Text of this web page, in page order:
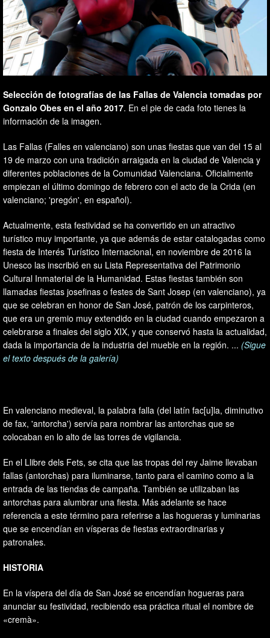
Selección de fotografías de las Fallas de Valencia tomadas por
Gonzalo Obes en el año 2017. En el pie de cada foto tienes la
información de la imagen.
Las Fallas (Falles en valenciano) son unas fiestas que van del 15 al
19 de marzo con una tradición arraigada en la ciudad de Valencia y
diferentes poblaciones de la Comunidad Valenciana. Oficialmente
empiezan el último domingo de febrero con el acto de la Crida (en
valenciano; 'pregón', en español).
Actualmente, esta festividad se ha convertido en un atractivo
turístico muy importante, ya que además de estar catalogadas como
fiesta de Interés Turístico Internacional, en noviembre de 2016 la
Unesco las inscribió en su Lista Representativa del Patrimonio
Cultural Inmaterial de la Humanidad. Estas fiestas también son
llamadas fiestas josefinas o festes de Sant Josep (en valenciano), ya
que se celebran en honor de San José, patrón de los carpinteros,
que era un gremio muy extendido en la ciudad cuando empezaron a
celebrarse a finales del siglo XIX, y que conservó hasta la actualidad,
dada la importancia de la industria del mueble en la región. ... (Sigue
el texto después de la galería)
En valenciano medieval, la palabra falla (del latín fac[u]la, diminutivo
de fax, 'antorcha') servía para nombrar las antorchas que se
colocaban en lo alto de las torres de vigilancia.
En el Llibre dels Fets, se cita que las tropas del rey Jaime llevaban
fallas (antorchas) para iluminarse, tanto para el camino como a la
entrada de las tiendas de campaña. También se utilizaban las
antorchas para alumbrar una fiesta. Más adelante se hace
referencia a este término para referirse a las hogueras y luminarias
que se encendían en vísperas de fiestas extraordinarias y
patronales.
HISTORIA
En la víspera del día de San José se encendían hogueras para
anunciar su festividad, recibiendo esa práctica ritual el nombre de
«cremà».